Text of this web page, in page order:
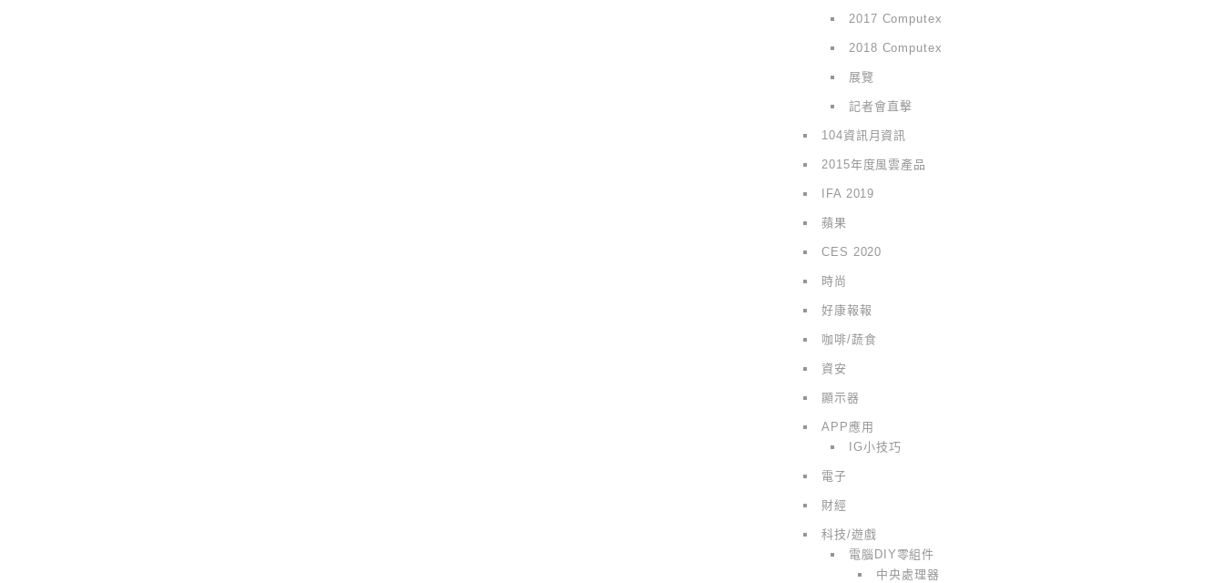
2017 Computex
2018 Computex
展覽
記者會直擊
104資訊月資訊
2015年度風雲產品
IFA 2019
蘋果
CES 2020
時尚
好康報報
咖啡/蔬食
資安
顯示器
APP應用
IG小技巧
電子
財經
科技/遊戲
電腦DIY零組件
中央處理器